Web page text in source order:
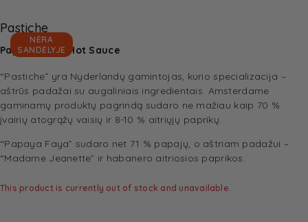
NĖRA
SANDĖLYJE
Pastiche
Papaya Faya Hot Sauce
“Pastiche” yra Nyderlandų gamintojas, kurio specializacija –
aštrūs padažai su augaliniais ingredientais. Amsterdame
gaminamų produktų pagrindą sudaro ne mažiau kaip 70 %
įvairių atogrąžų vaisių ir 8-10 % aitriųjų paprikų.
“Papaya Faya” sudaro net 71 % papajų, o aštriam padažui –
“Madame Jeanette” ir habanero aitriosios paprikos.
This product is currently out of stock and unavailable.